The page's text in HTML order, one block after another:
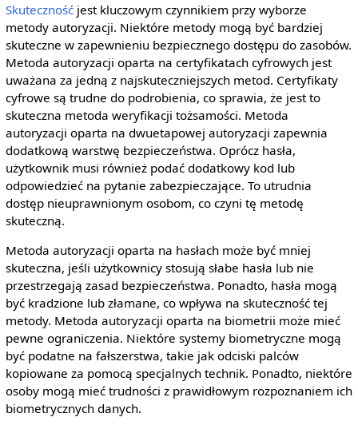
Skutecznośćjest kluczowym czynnikiem przy wyborze
metody autoryzacji. Niektóre metody mogą być bardziej
skuteczne w zapewnieniu bezpiecznego dostępu do zasobów.
Metoda autoryzacji oparta na certyfikatach cyfrowych jest
uważana za jedną z najskuteczniejszych metod. Certyfikaty
cyfrowe są trudne do podrobienia, co sprawia, że jest to
skuteczna metoda weryfikacji tożsamości. Metoda
autoryzacji oparta na dwuetapowej autoryzacji zapewnia
dodatkową warstwę bezpieczeństwa. Oprócz hasła,
użytkownik musi również podać dodatkowy kod lub
odpowiedzieć na pytanie zabezpieczające. To utrudnia
dostęp nieuprawnionym osobom, co czyni tę metodę
skuteczną.
Metoda autoryzacji oparta na hasłach może być mniej
skuteczna, jeśli użytkownicy stosują słabe hasła lub nie
przestrzegają zasad bezpieczeństwa. Ponadto, hasła mogą
być kradzione lub złamane, co wpływa na skuteczność tej
metody. Metoda autoryzacji oparta na biometrii może mieć
pewne ograniczenia. Niektóre systemy biometryczne mogą
być podatne na fałszerstwa, takie jak odciski palców
kopiowane za pomocą specjalnych technik. Ponadto, niektóre
osoby mogą mieć trudności z prawidłowym rozpoznaniem ich
biometrycznych danych.